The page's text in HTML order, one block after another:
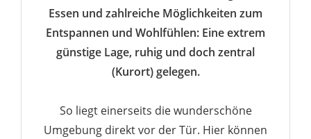
Essen und zahlreiche Möglichkeiten zum
Entspannen und Wohlfühlen: Eine extrem
günstige Lage, ruhig und doch zentral
(Kurort) gelegen.
So liegt einerseits die wunderschöne
Umgebung direkt vor der Tür. Hier können